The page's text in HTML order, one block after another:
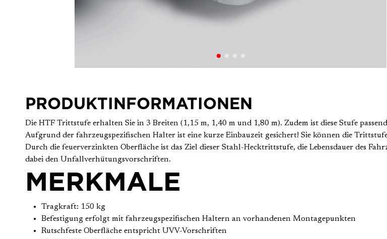
PRODUKTINFORMATIONEN
Die HTF Trittstufe erhalten Sie in 3 Breiten (1,15 m, 1,40 m und 1,80 m). Zudem ist diese Stufe
Aufgrund der fahrzeugspezifischen Halter ist eine kurze Einbauzeit gesichert! Sie können die
Durch die feuerverzinkten Oberfläche ist das Ziel dieser Stahl-Hecktrittstufe, die Lebensdauer des
dabei den Unfallverhütungsvorschriften.
MERKMALE
Tragkraft: 150 kg
Befestigung erfolgt mit fahrzeugspezifischen Haltern an vorhandenen Montagepunkten
Rutschfeste Oberfläche entspricht UVV-Vorschriften